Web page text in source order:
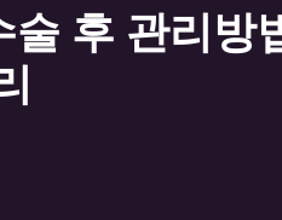
후 관리방